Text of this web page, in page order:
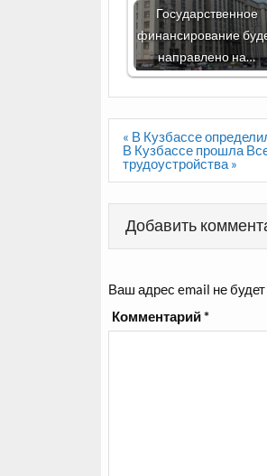
Государственное
финансирование
направлено на…
Навигация
по
записям
« В Кузбассе
В Кузбассе прошла
трудоустройства »
Добавить
Ваш адрес email не
Комментарий*